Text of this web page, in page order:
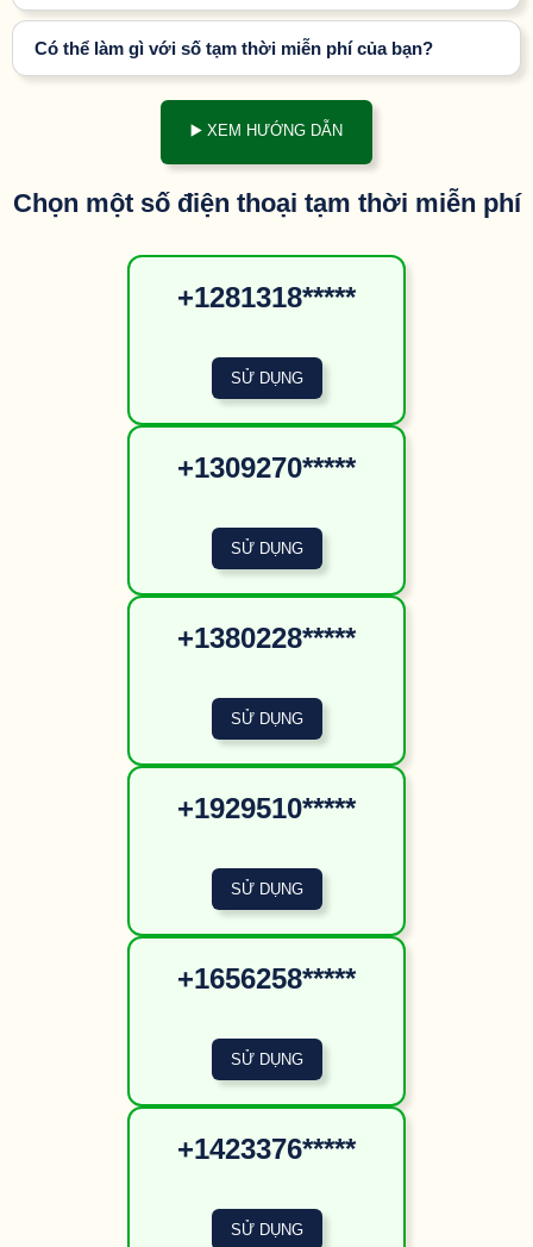
Có thể làm gì với số tạm thời miễn phí của bạn?
▶️ XEM HƯỚNG DẪN
Chọn một số điện thoại tạm thời miễn phí
+1281318*****
+1309270*****
+1380228*****
+1929510*****
+1656258*****
+1423376*****